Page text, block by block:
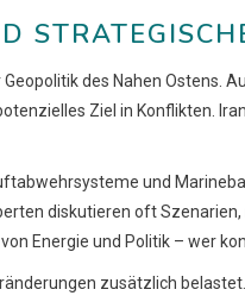
des Nahen Ostens.
Ziel in Konflikten.
und
diskutieren oft
Energie und Politik – wer
zusätzlich